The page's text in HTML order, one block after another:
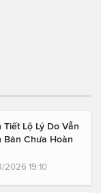
Lộ Lý Do Vẫn
Bản Chưa Hoàn
2026 19:10